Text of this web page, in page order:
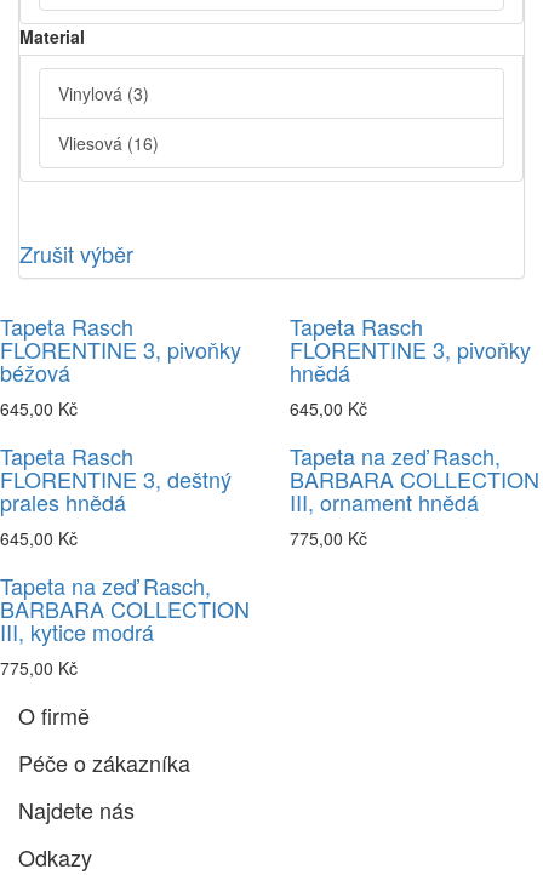
Material
Vinylová (3)
Vliesová (16)
Zrušit výběr
Tapeta Rasch
FLORENTINE 3, pivoňky
béžová
645,00 Kč
Tapeta Rasch
FLORENTINE 3, pivoňky
hnědá
645,00 Kč
Tapeta Rasch
FLORENTINE 3, deštný
prales hnědá
645,00 Kč
Tapeta na zeď Rasch,
BARBARA COLLECTION
III, ornament hnědá
775,00 Kč
Tapeta na zeď Rasch,
BARBARA COLLECTION
III, kytice modrá
775,00 Kč
O firmě
Péče o zákazníka
Najdete nás
Odkazy